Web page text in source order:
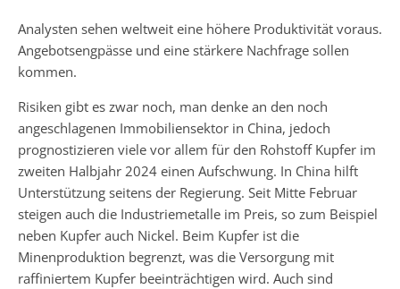
Analysten sehen weltweit eine höhere Produktivität voraus.
Angebotsengpässe und eine stärkere Nachfrage sollen
kommen.
Risiken gibt es zwar noch, man denke an den noch
angeschlagenen Immobiliensektor in China, jedoch
prognostizieren viele vor allem für den Rohstoff Kupfer im
zweiten Halbjahr 2024 einen Aufschwung. In China hilft
Unterstützung seitens der Regierung. Seit Mitte Februar
steigen auch die Industriemetalle im Preis, so zum Beispiel
neben Kupfer auch Nickel. Beim Kupfer ist die
Minenproduktion begrenzt, was die Versorgung mit
raffiniertem Kupfer beeinträchtigen wird. Auch sind